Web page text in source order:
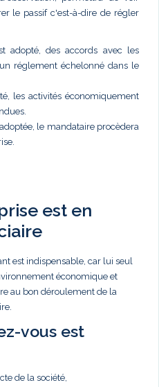
le passif c'est-à-dire de régler
adopté, des accords avec les
réglement échelonné dans le
les activités économiquement
le mandataire procèdera
est en
est indispensable, car lui seul
économique et
au bon déroulement de la
vous est
de la société,